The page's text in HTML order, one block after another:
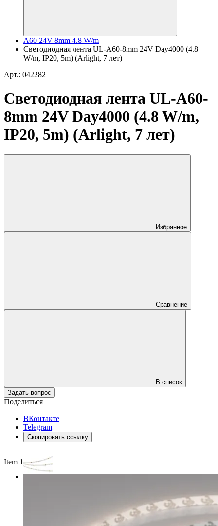
A60 24V 8mm 4.8 W/m
Светодиодная лента UL-A60-8mm 24V Day4000 (4.8
W/m, IP20, 5m) (Arlight, 7 лет)
Арт.: 042282
Светодиодная лента UL-A60-
8mm 24V Day4000 (4.8 W/m,
IP20, 5m) (Arlight, 7 лет)
Избранное
Сравнение
В список
Задать вопрос
Поделиться
ВКонтакте
Telegram
Скопировать ссылку
Item 1 of 3